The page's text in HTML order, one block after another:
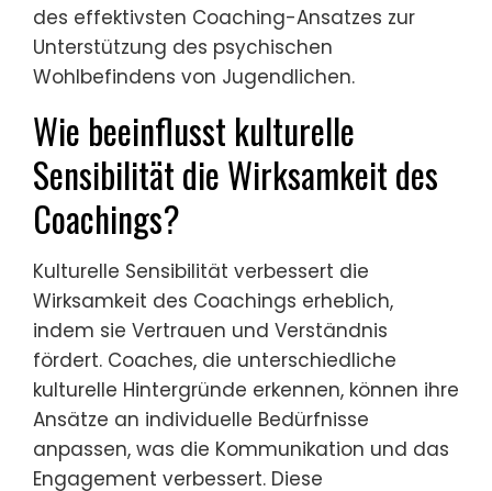
des effektivsten Coaching-Ansatzes zur
Unterstützung des psychischen
Wohlbefindens von Jugendlichen.
Wie beeinflusst kulturelle
Sensibilität die Wirksamkeit des
Coachings?
Kulturelle Sensibilität verbessert die
Wirksamkeit des Coachings erheblich,
indem sie Vertrauen und Verständnis
fördert. Coaches, die unterschiedliche
kulturelle Hintergründe erkennen, können ihre
Ansätze an individuelle Bedürfnisse
anpassen, was die Kommunikation und das
Engagement verbessert. Diese